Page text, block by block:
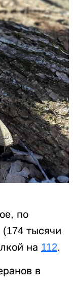
по
тысячи
на 112.
в